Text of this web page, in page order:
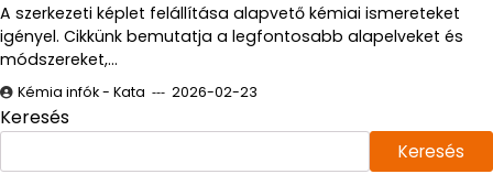
A szerkezeti képlet felállítása alapvető kémiai ismereteket
igényel. Cikkünk bemutatja a legfontosabb alapelveket és
módszereket,…
Kémia infók - Kata 2026-02-23
Keresés
Keresés